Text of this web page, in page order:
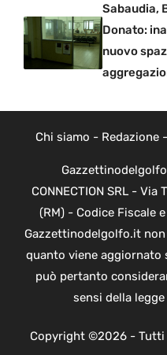
Sabaudia,
Donato:
nuovo
Chi siamo - Redazione-
CONNECTION SRL -
(RM) - Codice Fiscale
Gazzettinodelgolfo.it
quanto viene aggiornato
può pertanto
sensi della
Copyright ©2026 -